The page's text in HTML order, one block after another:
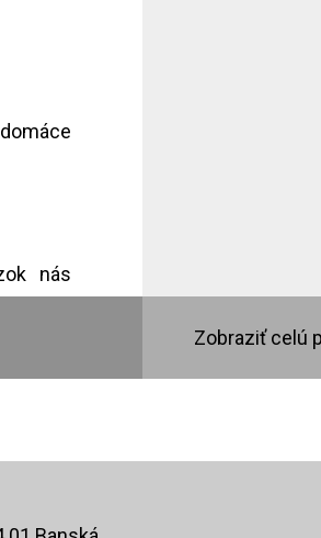
nás
Zobraziť celú